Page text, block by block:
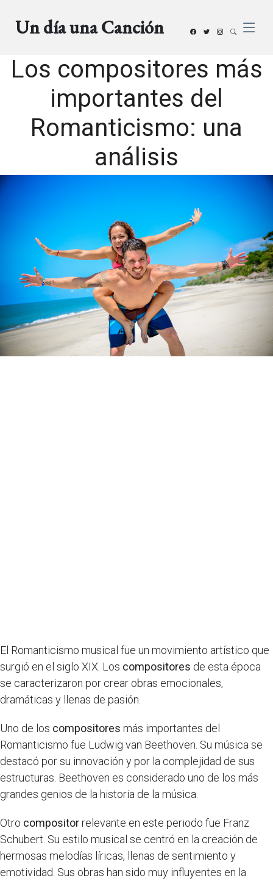
Un día una Canción
Los compositores más
importantes del
Romanticismo: una
análisis
El Romanticismo musical fue un movimiento artístico que
surgió en el siglo XIX. Los compositores de esta época
se caracterizaron por crear obras emocionales,
dramáticas y llenas de pasión.
Uno de los compositores más importantes del
Romanticismo fue Ludwig van Beethoven. Su música se
destacó por su innovación y por la complejidad de sus
estructuras. Beethoven es considerado uno de los más
grandes genios de la historia de la música.
Otro compositorrelevante en este periodo fue Franz
Schubert. Su estilo musical se centró en la creación de
hermosas melodías líricas, llenas de sentimiento y
emotividad. Sus obras han sido muy influyentes en la